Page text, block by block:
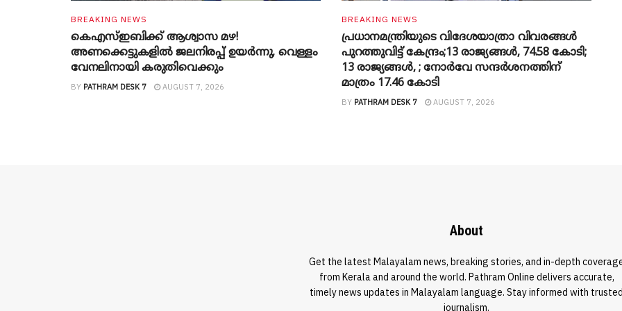
BREAKING NEWS
കെഎസ്ഇബിക്ക് ആശ്വാസ മഴ!
അണക്കെട്ടുകളിൽ ജലനിരപ്പ് ഉയർന്നു, വെള്ളം
വേനലിനായി കരുതിവെക്കും
BY PATHRAM DESK 7 AUGUST 7, 2026
BREAKING NEWS
പ്രധാനമന്ത്രിയുടെ വിദേശയാത്രാ വിവരങ്ങൾ
പുറത്തുവിട്ട് കേന്ദ്രം;13 രാജ്യങ്ങൾ, 74.58 കോടി;
13 രാജ്യങ്ങൾ, ; നോർവേ സന്ദർശനത്തിന്
മാത്രം 17.46 കോടി
BY PATHRAM DESK 7 AUGUST 7, 2026
About
Get the latest Malayalam news, breaking stories, and in-depth
from Kerala and around the world. Pathram Online delivers accurate,
timely news updates in Malayalam language. Stay informed with
journalism.